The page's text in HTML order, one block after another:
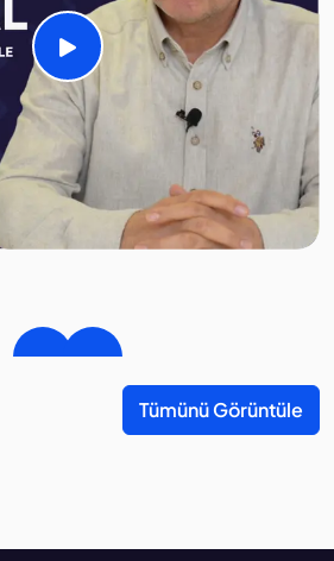
Tümünü Görüntüle